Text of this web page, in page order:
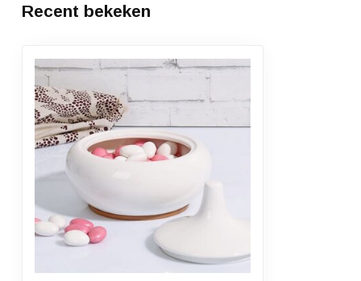
Recent bekeken